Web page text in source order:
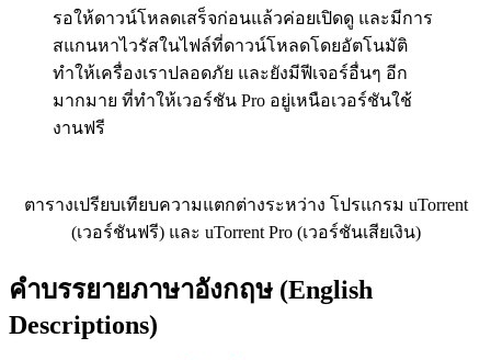
รอให้ดาวน์โหลดเสร็จก่อนแล้วค่อยเปิดดู และมีการ
สแกนหาไวรัสในไฟล์ที่ดาวน์โหลดโดยอัตโนมัติ
ทำให้เครื่องเราปลอดภัย และยังมีฟีเจอร์อื่นๆ อีก
มากมาย ที่ทำให้เวอร์ชัน Pro อยู่เหนือเวอร์ชันใช้
งานฟรี
ตารางเปรียบเทียบความแตกต่างระหว่าง โปรแกรม uTorrent
(เวอร์ชันฟรี) และ uTorrent Pro (เวอร์ชันเสียเงิน)
คำบรรยายภาษาอังกฤษ (English
Descriptions)